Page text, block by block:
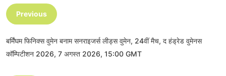
Previous
बर्मिंघम फिनिक्स वुमेन बनाम सनराइजर्स लीड्स वुमेन, 24वीं मैच, द हंड्रेड वुमेनस
कॉम्पिटीशन 2026, 7 अगस्त 2026, 15:00 GMT